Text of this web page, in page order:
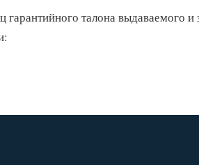
гарантийного талона выдаваемого